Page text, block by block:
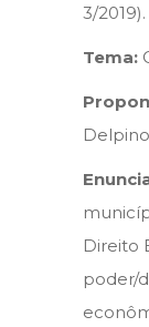
3/2019).
Tema:
Delpino
Direito
poder/